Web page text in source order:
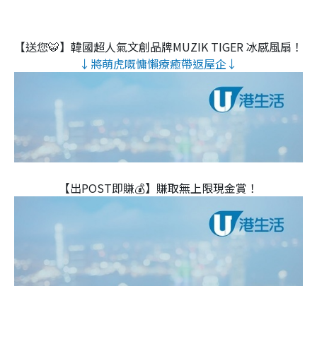
【送您🐯】韓國超人氣文創品牌MUZIK TIGER 冰感風扇！
↓將萌虎嘅慵懶療癒帶返屋企↓
【出POST即賺💰】賺取無上限現金賞！